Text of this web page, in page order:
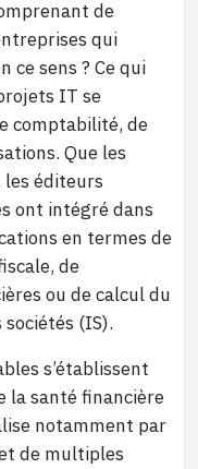
de
qui
ce sens ? Ce qui
IT se
comptabilité, de
Que les
les éditeurs
ont intégré dans
en termes de
de
ou de calcul du
(IS).
s’établissent
la santé financière
notamment par
de multiples